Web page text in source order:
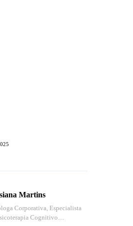
Martins
Corporativa, Especialista
Cognitivo…